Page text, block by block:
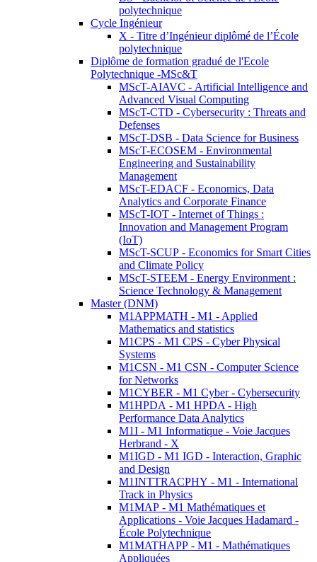
polytechnique
Cycle Ingénieur
X - Titre d’Ingénieur diplômé de l’École
polytechnique
Diplôme de formation gradué de l'Ecole
Polytechnique -MSc&T
MScT-AIAVC - Artificial Intelligence and
Advanced Visual Computing
MScT-CTD - Cybersecurity : Threats and
Defenses
MScT-DSB - Data Science for Business
MScT-ECOSEM - Environmental
Engineering and Sustainability
Management
MScT-EDACF - Economics, Data
Analytics and Corporate Finance
MScT-IOT - Internet of Things :
Innovation and Management Program
(IoT)
MScT-SCUP - Economics for Smart Cities
and Climate Policy
MScT-STEEM - Energy Environment :
Science Technology & Management
Master (DNM)
M1APPMATH - M1 - Applied
Mathematics and statistics
M1CPS - M1 CPS - Cyber Physical
Systems
M1CSN - M1 CSN - Computer Science
for Networks
M1CYBER - M1 Cyber - Cybersecurity
M1HPDA - M1 HPDA - High
Performance Data Analytics
M1I - M1 Informatique - Voie Jacques
Herbrand - X
M1IGD - M1 IGD - Interaction, Graphic
and Design
M1INTTRACPHY - M1 - International
Track in Physics
M1MAP - M1 Mathématiques et
Applications - Voie Jacques Hadamard -
École Polytechnique
M1MATHAPP - M1 - Mathématiques
Appliquées